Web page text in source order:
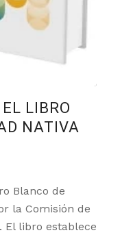
LIBRO
NATIVA
Blanco de
la Comisión de
El libro establece